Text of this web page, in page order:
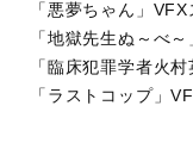
「悪夢ちゃん」
「地獄先生ぬ～べ
「臨床犯罪学者火
「ラストコップ」